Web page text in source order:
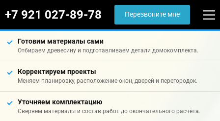
+7 921 027-89-78 Перезвоните мне
Готовим материалы сами
Отбираем древесину и подготавливаем детали домокомплекта.
Корректируем проекты
Меняем планировку, расположение окон, дверей и перегородок.
Уточняем комплектацию
Сверяем материалы и состав работ до окончательного расчёта.